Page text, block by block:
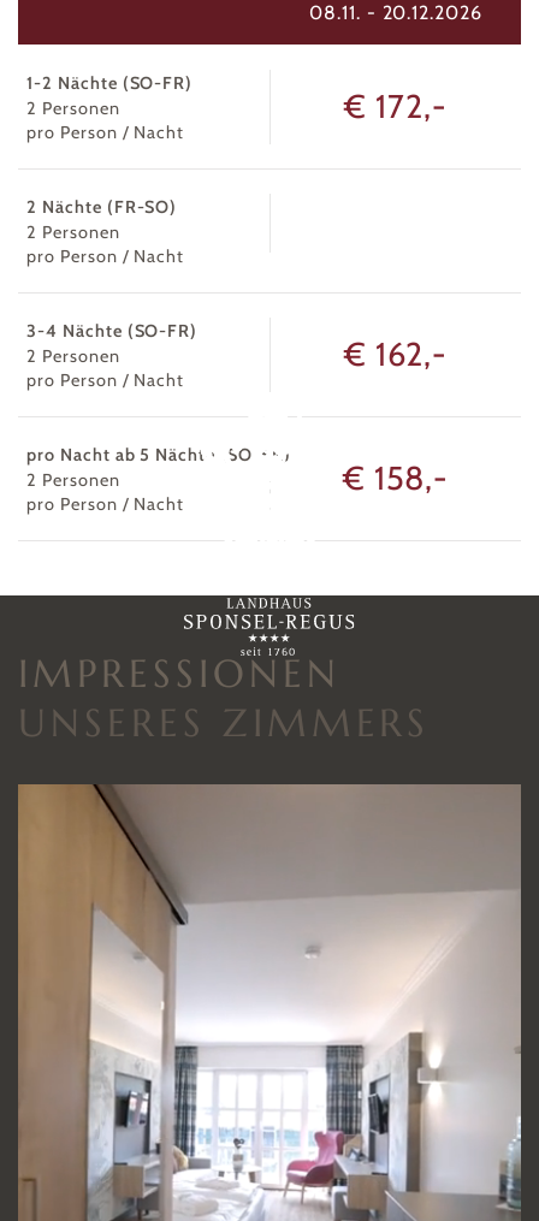
08.11. - 20.12.2026
1-2 Nächte (SO-FR)
2 Personen
pro Person / Nacht
€ 172,-
2 Nächte (FR-SO)
2 Personen
pro Person / Nacht
3-4 Nächte (SO-FR)
2 Personen
pro Person / Nacht
€ 162,-
pro Nacht ab 5 Nächte (SO-FR)
2 Personen
pro Person / Nacht
€ 158,-
IMPRESSIONEN
UNSERES ZIMMERS